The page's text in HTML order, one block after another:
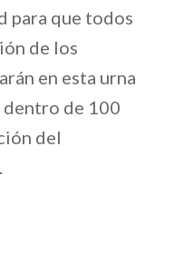
para que todos
de los
en esta urna
dentro de 100
del